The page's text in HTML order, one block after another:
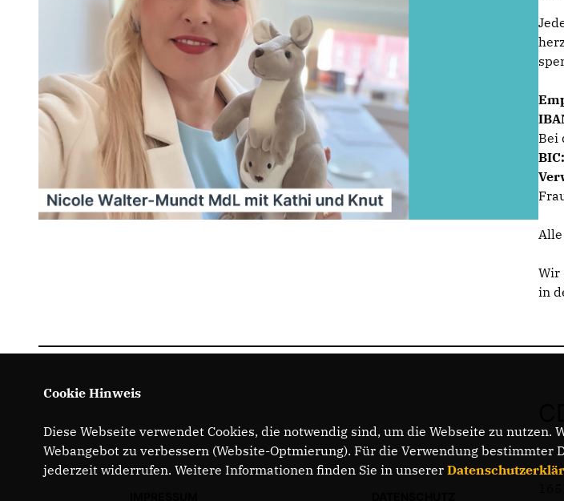
Bei
BIC:
Wir
in
Cookie Hinweis
Diese Webseite verwendet Cookies, die notwendig sind, um die Webseite zu
Webangebot zu verbessern (Website-Optmierung). Für die Verwendung
jederzeit widerrufen. Weitere Informationen finden Sie in unserer